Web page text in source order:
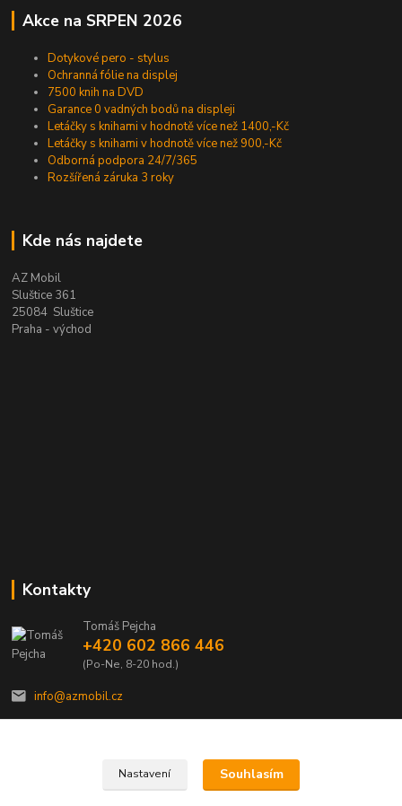
Akce na SRPEN 2026
Dotykové pero - stylus
Ochranná fólie na displej
7500 knih na DVD
Garance 0 vadných bodů na displeji
Letáčky s knihami v hodnotě více než 1400,-Kč
Letáčky s knihami v hodnotě více než 900,-Kč
Odborná podpora 24/7/365
Rozšířená záruka 3 roky
Kde nás najdete
AZ Mobil
Sluštice 361
25084 Sluštice
Praha - východ
Kontakty
Tomáš Pejcha
+420 602 866 446
(Po-Ne, 8-20 hod.)
info@azmobil.cz
Nastavení Souhlasím